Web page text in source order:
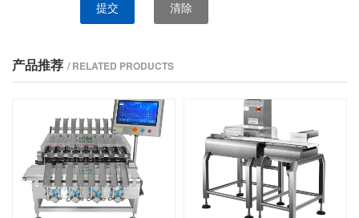
提交 清除
产品推荐 / RELATED PRODUCTS